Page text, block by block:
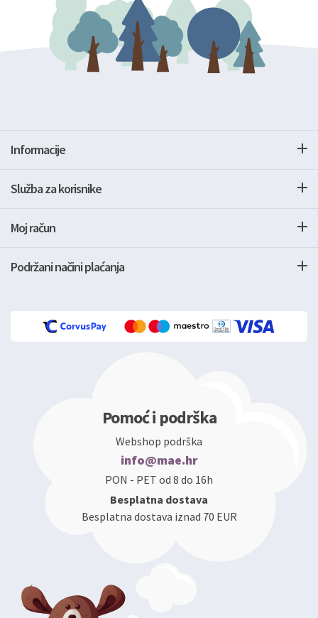
Informacije
Služba za korisnike
Moj račun
Podržani načini plaćanja
Pomoć i podrška
Webshop podrška
info@mae.hr
PON - PET od 8 do 16h
Besplatna dostava
Besplatna dostava iznad 70 EUR